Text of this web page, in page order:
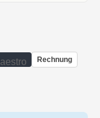
Rechnung